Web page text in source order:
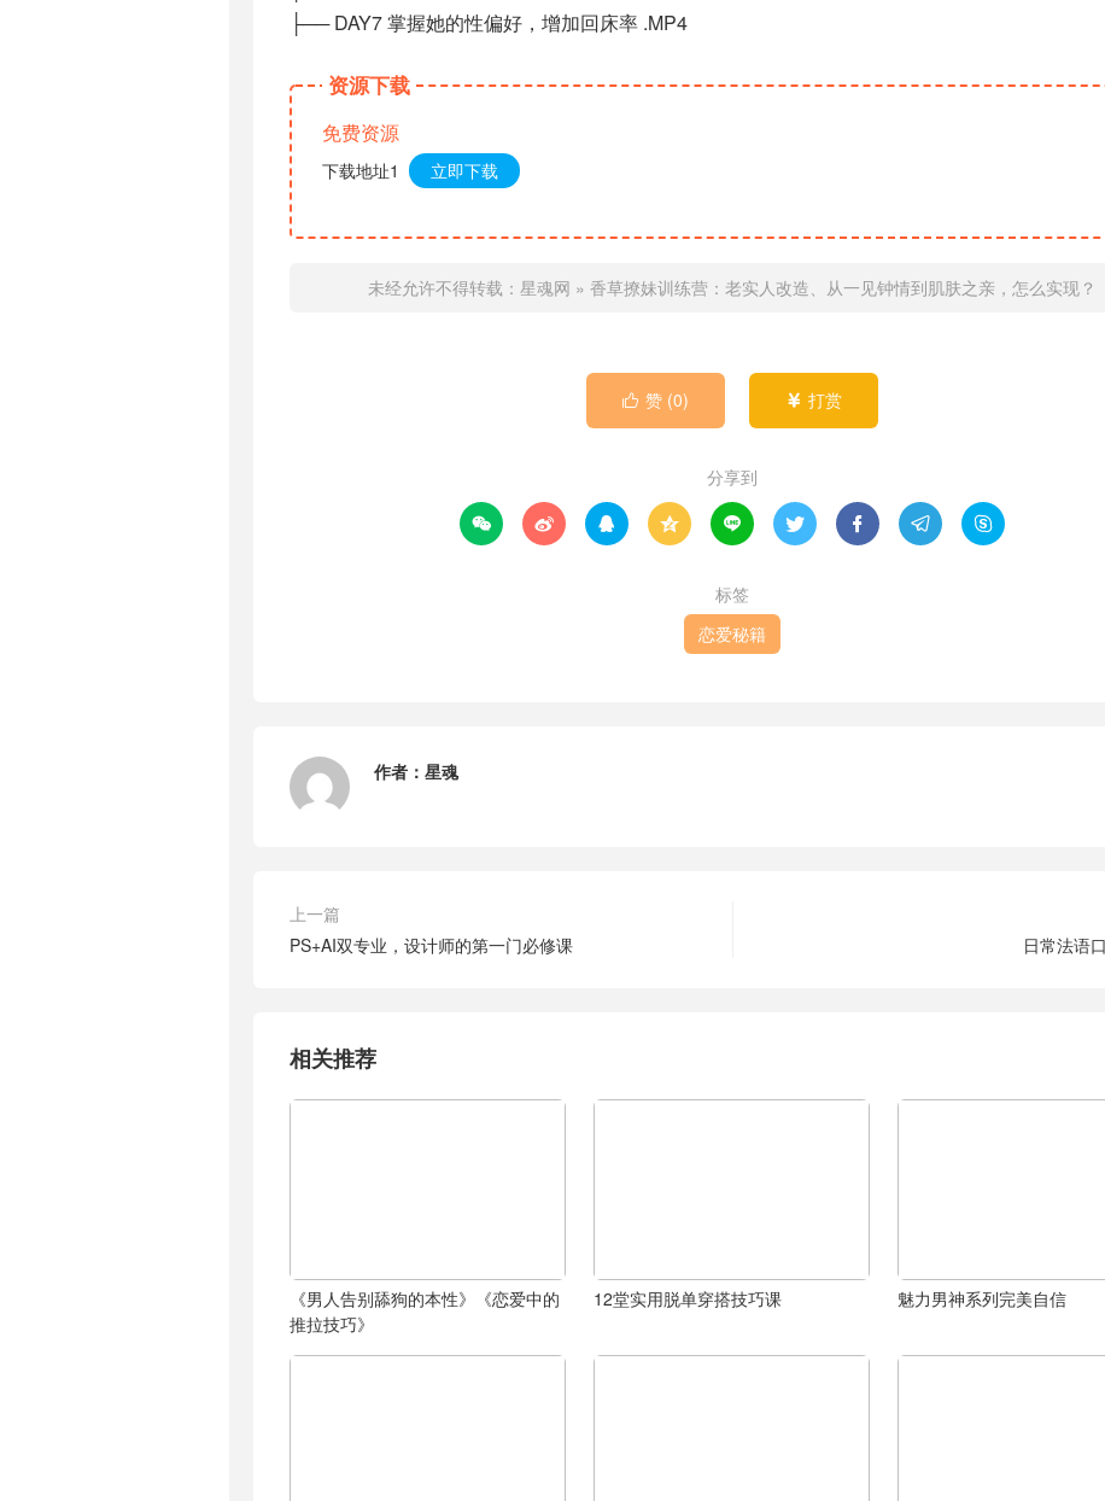
├── DAY7 掌握她的性偏好，增加回床率 .MP4
资源下载
免费资源
下载地址1 立即下载
未经允许不得转载： 星魂网 » 香草撩妹训练营：老实人改造、从一见钟情到肌肤之亲，怎么实现？
 赞 (0)  打赏
分享到
        
标签
恋爱秘籍
作者： 星魂
上一篇
PS+AI双专业，设计师的第一门必修课
日常法语
相关推荐
《男人告别舔狗的本性》《恋爱中的
推拉技巧》
12堂实用脱单穿搭技巧课 魅力男神系列完美自信